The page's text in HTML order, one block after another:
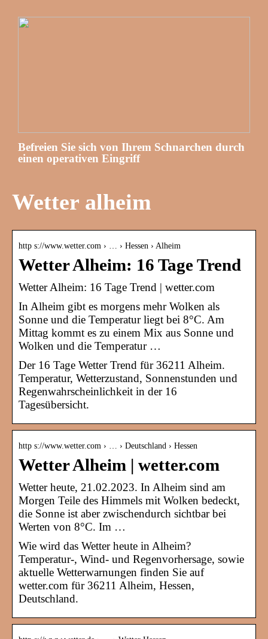
Befreien Sie sich von Ihrem Schnarchen durch
einen operativen Eingriff
Wetter alheim
http s://www.wetter.com › … › Hessen › Alheim
Wetter Alheim: 16 Tage Trend
Wetter Alheim: 16 Tage Trend | wetter.com
In Alheim gibt es morgens mehr Wolken als
Sonne und die Temperatur liegt bei 8°C. Am
Mittag kommt es zu einem Mix aus Sonne und
Wolken und die Temperatur …
Der 16 Tage Wetter Trend für 36211 Alheim.
Temperatur, Wetterzustand, Sonnenstunden und
Regenwahrscheinlichkeit in der 16
Tagesübersicht.
http s://www.wetter.com › … › Deutschland › Hessen
Wetter Alheim | wetter.com
Wetter heute, 21.02.2023. In Alheim sind am
Morgen Teile des Himmels mit Wolken bedeckt,
die Sonne ist aber zwischendurch sichtbar bei
Werten von 8°C. Im …
Wie wird das Wetter heute in Alheim?
Temperatur-, Wind- und Regenvorhersage, sowie
aktuelle Wetterwarnungen finden Sie auf
wetter.com für 36211 Alheim, Hessen,
Deutschland.